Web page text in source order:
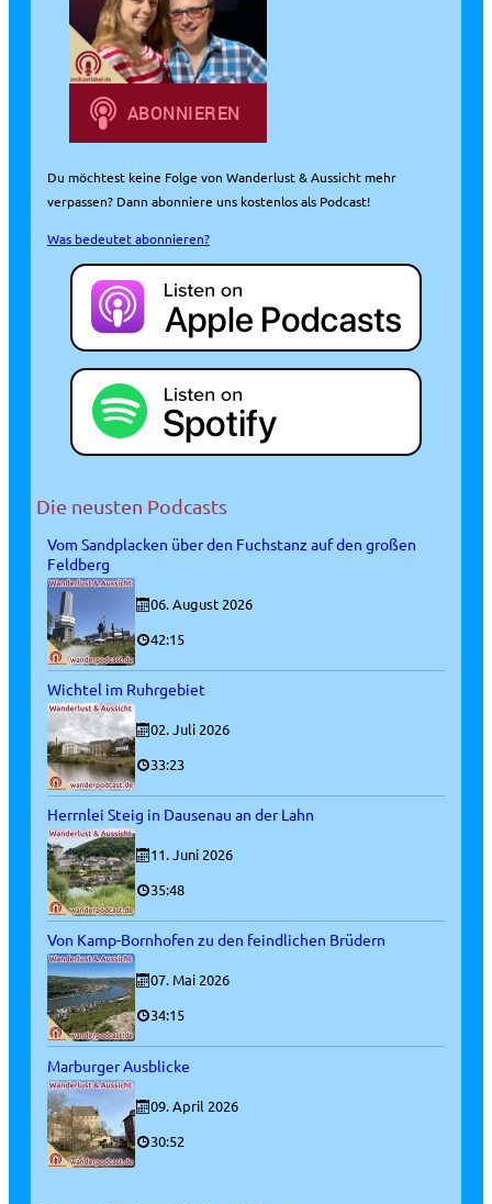
Du möchtest keine Folge von Wanderlust & Aussicht mehr
verpassen? Dann abonniere uns kostenlos als Podcast!
Was bedeutet abonnieren?
Die neusten Podcasts
Vom Sandplacken über den Fuchstanz auf den großen
Feldberg
06. August 2026
42:15
Wichtel im Ruhrgebiet
02. Juli 2026
33:23
Herrnlei Steig in Dausenau an der Lahn
11. Juni 2026
35:48
Von Kamp-Bornhofen zu den feindlichen Brüdern
07. Mai 2026
34:15
Marburger Ausblicke
09. April 2026
30:52